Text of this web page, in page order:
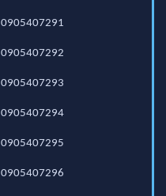
0905407291
0905407292
0905407293
0905407294
0905407295
0905407296